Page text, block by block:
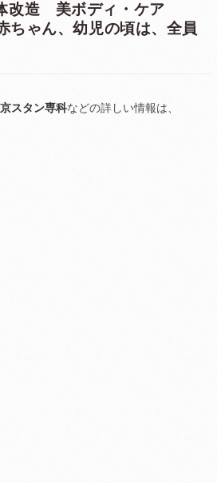
改造 美ボディ・ケア
ゃん、幼児の頃は、全員
スタン専科などの詳しい情報は、